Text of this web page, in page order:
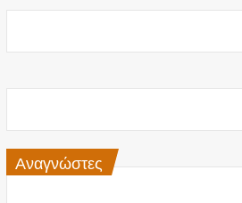
Αναγνώστες